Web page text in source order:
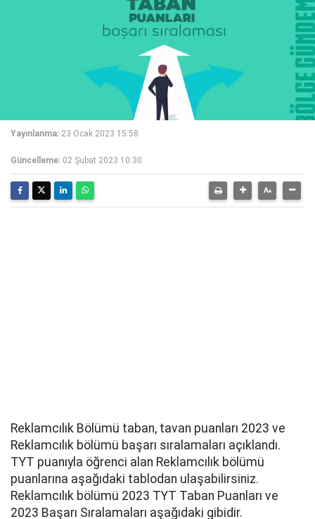
Yayınlanma: 23 Ocak 2023 15:58
Güncelleme: 02 Şubat 2023 10:30
Reklamcılık Bölümü taban, tavan puanları 2023 ve
Reklamcılık bölümü başarı sıralamaları açıklandı.
TYT puanıyla öğrenci alan Reklamcılık bölümü
puanlarına aşağıdaki tablodan ulaşabilirsiniz.
Reklamcılık bölümü 2023 TYT Taban Puanları ve
2023 Başarı Sıralamaları aşağıdaki gibidir.